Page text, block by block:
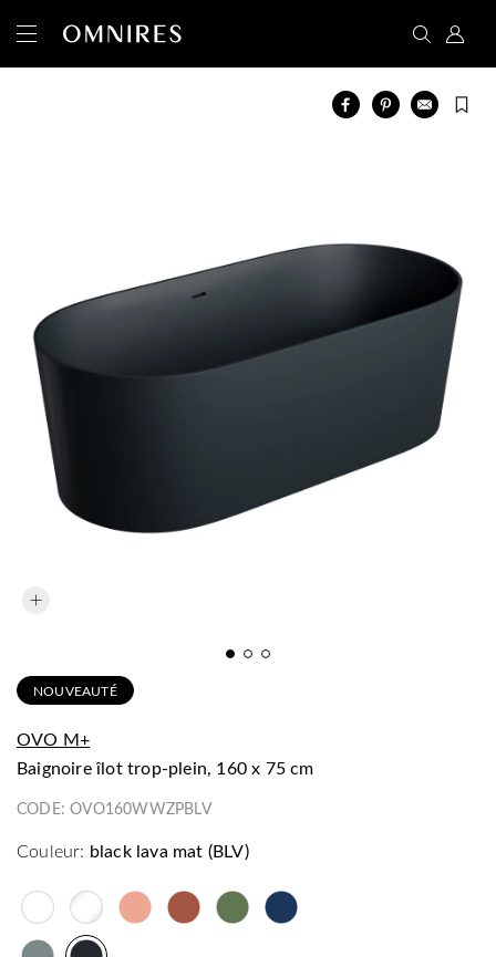
NOUVEAUTÉ
OVO M+
baignoire îlot trop-plein, 160 x 75 cm
CODE:OVO160WWZPBLV
Couleur: black lava mat (BLV)